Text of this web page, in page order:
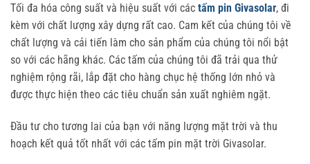
Tối đa hóa công suất và hiệu suất với các tấm pin Givasolar, đi
kèm với chất lượng xây dựng rất cao. Cam kết của chúng tôi về
chất lượng và cải tiến làm cho sản phẩm của chúng tôi nổi bật
so với các hãng khác. Các tấm của chúng tôi đã trải qua thử
nghiệm rộng rãi, lắp đặt cho hàng chục hệ thống lớn nhỏ và
được thực hiện theo các tiêu chuẩn sản xuất nghiêm ngặt.
Đầu tư cho tương lai của bạn với năng lượng mặt trời và thu
hoạch kết quả tốt nhất với các tấm pin mặt trời Givasolar.